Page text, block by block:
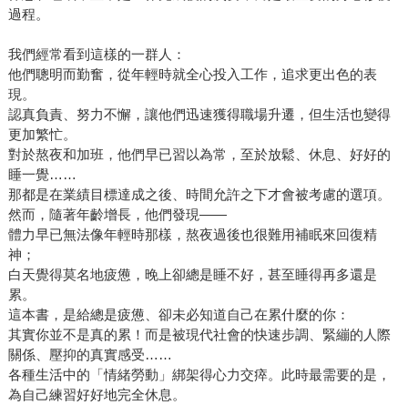
過程。
我們經常看到這樣的一群人：
他們聰明而勤奮，從年輕時就全心投入工作，追求更出色的表
現。
認真負責、努力不懈，讓他們迅速獲得職場升遷，但生活也變得
更加繁忙。
對於熬夜和加班，他們早已習以為常，至於放鬆、休息、好好的
睡一覺……
那都是在業績目標達成之後、時間允許之下才會被考慮的選項。
然而，隨著年齡增長，他們發現——
體力早已無法像年輕時那樣，熬夜過後也很難用補眠來回復精
神；
白天覺得莫名地疲憊，晚上卻總是睡不好，甚至睡得再多還是
累。
這本書，是給總是疲憊、卻未必知道自己在累什麼的你：
其實你並不是真的累！而是被現代社會的快速步調、緊繃的人際
關係、壓抑的真實感受……
各種生活中的「情緒勞動」綁架得心力交瘁。此時最需要的是，
為自己練習好好地完全休息。